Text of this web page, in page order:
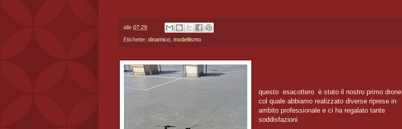
alle 07:29
Etichette: dinamico modellismo
questo esacottero è stato il nostro primo drone
col quale abbiamo realizzato diverse riprese in
ambito professionale e ci ha regalato tante
soddisfazioni